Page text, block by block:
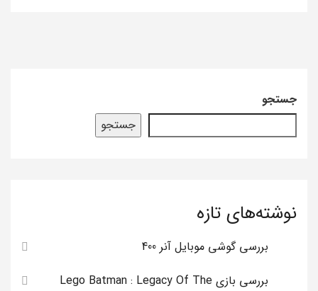
جستجو
جستجو
نوشته‌های تازه
بررسی گوشی موبایل آنر 400
بررسی بازی Lego Batman : Legacy Of The